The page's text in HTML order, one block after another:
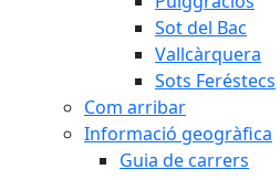
Sot del Bac
Vallcàrquera
Sots Feréstecs
Com arribar
Informació geogràfica
Guia de carrers